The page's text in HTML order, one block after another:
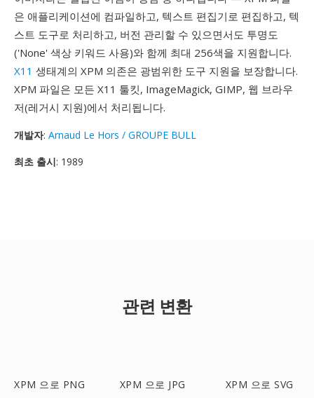
은 애플리케이션에 컴파일하고, 텍스트 편집기로 편집하고, 텍
스트 도구로 처리하고, 버전 관리할 수 있으면서도 투명도
('None' 색상 키워드 사용)와 함께 최대 256색을 지원합니다.
X11 생태계의 XPM 의존은 광범위한 도구 지원을 보장합니다.
XPM 파일은 모든 X11 툴킷, ImageMagick, GIMP, 웹 브라우
저(레거시 지원)에서 처리됩니다.
개발자: Arnaud Le Hors / GROUPE BULL
최초 출시: 1989
관련 변환
XPM 으로 PNG XPM 으로 JPG XPM 으로 SVG